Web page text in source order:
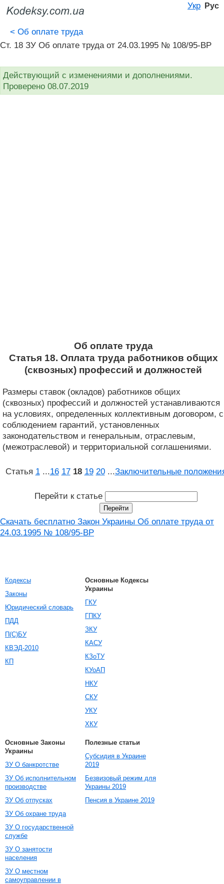
Укр Рус
< Об оплате труда
Ст. 18 ЗУ Об оплате труда от 24.03.1995 № 108/95-ВР
Действующий с изменениями и дополнениями.
Проверено 08.07.2019
Об оплате труда
Статья 18. Оплата труда работников общих
(сквозных) профессий и должностей
Размеры ставок (окладов) работников общих
(сквозных) профессий и должностей устанавливаются
на условиях, определенных коллективным договором, с
соблюдением гарантий, установленных
законодательством и генеральным, отраслевым,
(межотраслевой) и территориальной соглашениями.
Статья 1 ...16 17 18 19 20 ...Заключительные
Перейти к статье
Скачать бесплатно Закон Украины Об оплате труда от
24.03.1995 № 108/95-ВР
Кодексы
Законы
Юридический словарь
ПДД
П(С)БУ
КВЭД-2010
КП
Основные Кодексы
Украины
ГКУ
ГПКУ
ЗКУ
КАСУ
КЗоТУ
КУоАП
НКУ
СКУ
УКУ
ХКУ
Основные Законы
Украины
ЗУ О банкротстве
ЗУ Об исполнительном
производстве
ЗУ Об отпусках
ЗУ Об охране труда
ЗУ О государственной
службе
ЗУ О занятости
населения
ЗУ О местном
самоуправлении в
Полезные статьи
Субсидия в Украине
2019
Безвизовый режим для
Украины 2019
Пенсия в Украине 2019